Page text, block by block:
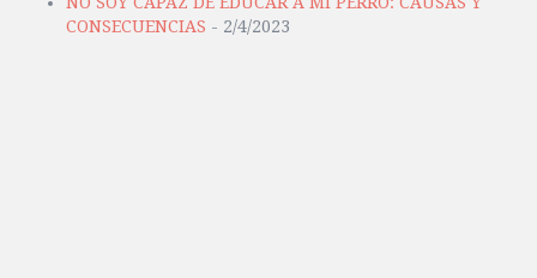
CONSECUENCIAS - 2/4/2023